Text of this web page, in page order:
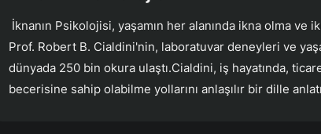
İknanın Psikolojisi, yaşamın her alanında ikna olma
Prof. Robert B. Cialdini'nin, laboratuvar deneyleri ve
dünyada 250 bin okura ulaştı.Cialdini, iş hayatında,
becerisine sahip olabilme yollarını anlaşılır bir dille